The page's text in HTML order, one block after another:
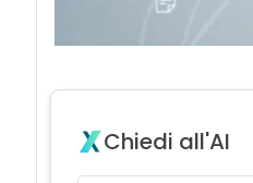
Chiedi all'AI